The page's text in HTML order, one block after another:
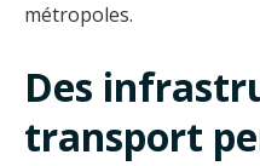
métropoles.
Des
transport